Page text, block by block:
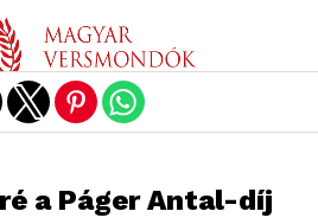
a Páger Antal-díj
mobile version